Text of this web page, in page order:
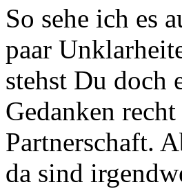
So sehe ich es
paar
stehst Du doch
Gedanken
Partnerschaft.
da sind